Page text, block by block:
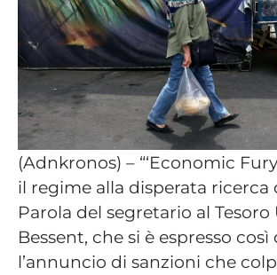
(Adnkronos) – “‘Economic
il regime alla disperata ricerca
Parola del segretario al Tesoro
Bessent, che si è espresso così
l’annuncio di sanzioni che